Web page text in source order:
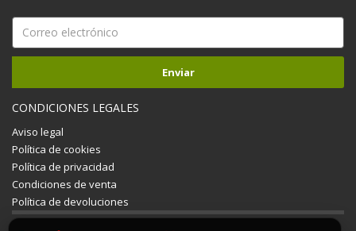
CONDICIONES LEGALES
Aviso legal
Política de cookies
Política de privacidad
Condiciones de venta
Política de devoluciones